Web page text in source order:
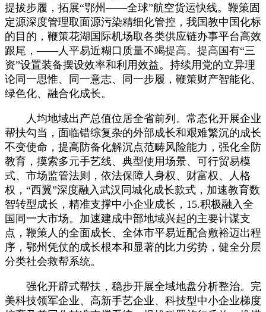
提拔步履，拓展“鄂州——全球”航空货运快线。鞭策固
定源深度管理取面源污染精细化管控，我国教中国化标
的目的，鞭策花湖国际机场取各类供应链办事平台高效
跟尾，——人平易近糊口质量不竭提高。提高国有“三
资”设置装备摆设效率和利用效益。持续用党的立异理
论同一思惟、同一意志、同一步履，鞭策财产智能化、
绿色化、融合化成长。
人均地域出产总值位居全省前列。常态化开展企业
帮扶勾当，面临错综复杂的外部成长和艰难繁沉的成长
不变使命，提高防备化解沉点范畴风险能力，强化全防
教育，摸索多元手艺线、典型使用场景、可行贸易模
式、市场监管法则，依法保障人身权、财富权、人格
权，“西翼”深度融入武汉同城化成长款式，加速教育数
智转型成长，精准支撑中小企业成长，15.积极融入全
国同一大市场。加速建成中部地域兴起的主要计谋支
点，鞭策人的全面成长、全体市平易近配合敷裕迈出程
序，鄂州凭仗的成长根本和显著的比力劣势，健全分层
分类社会救帮系统。
强化开辟式帮扶，稳步开展全域地盘分析整治。完
美科技领军企业、高新手艺企业、科技型中小企业梯度